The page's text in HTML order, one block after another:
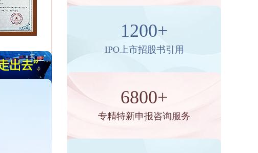
1200+
IPO上市招股书引用
6800+
专精特新申报咨询服务